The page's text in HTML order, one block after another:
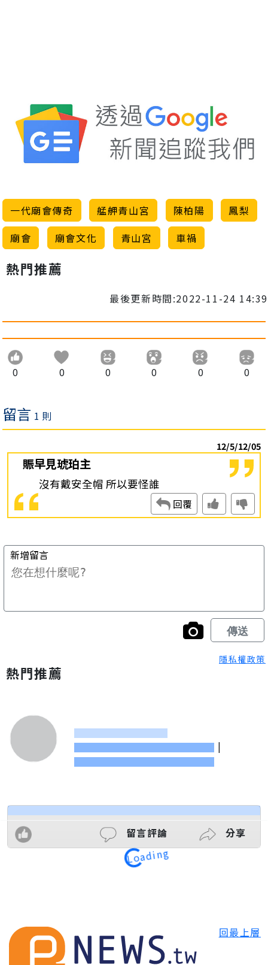
一代廟會傳奇 艋舺青山宮 陳柏陽
鳳梨
廟會
廟會文化 青山宮 車禍
熱門推薦
最後更新時間:2022-11-24 14:39
0 0 0 0 0 0
隱私權政策
熱門推薦
|
留言評論 分享
Loading
回最上層